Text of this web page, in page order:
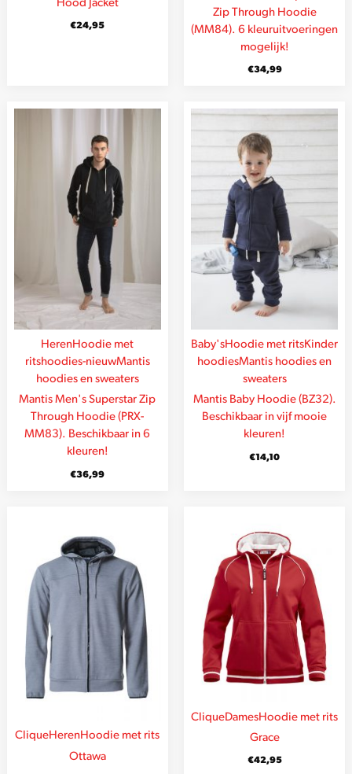
Hood Jacket
€24,95
Zip Through Hoodie
(MM84). 6 kleuruitvoeringen
mogelijk!
€34,99
HerenHoodie met
ritshoodies-nieuwMantis
hoodies en sweaters
Mantis Men's Superstar Zip
Through Hoodie (PRX-
MM83). Beschikbaar in 6
kleuren!
€36,99
Baby'sHoodie met ritsKinder
hoodiesMantis hoodies en
sweaters
Mantis Baby Hoodie (BZ32).
Beschikbaar in vijf mooie
kleuren!
€14,10
CliqueHerenHoodie met rits
Ottawa
CliqueDamesHoodie met rits
Grace
€42,95